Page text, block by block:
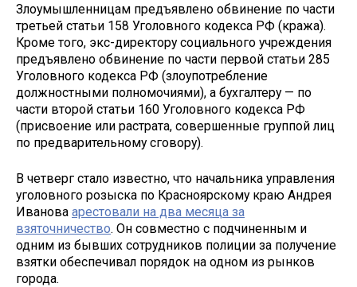
Злоумышленницам предъявлено обвинение по части
третьей статьи 158 Уголовного кодекса РФ (кража).
Кроме того, экс-директору социального учреждения
предъявлено обвинение по части первой статьи 285
Уголовного кодекса РФ (злоупотребление
должностными полномочиями), а бухгалтеру — по
части второй статьи 160 Уголовного кодекса РФ
(присвоение или растрата, совершенные группой лиц
по предварительному сговору).
В четверг стало известно, что начальника управления
уголовного розыска по Красноярскому краю Андрея
Иванова арестовали на два месяца за
взяточничество. Он совместно с подчиненным и
одним из бывших сотрудников полиции за получение
взятки обеспечивал порядок на одном из рынков
города.